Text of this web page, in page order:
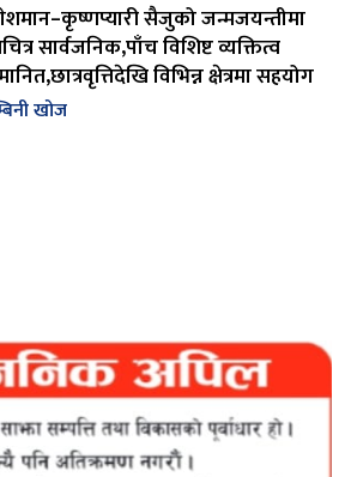
सैजुको जन्मजयन्तीमा
सार्वजनिक,पाँच विशिष्ट व्यक्तित्व
विभिन्न क्षेत्रमा सहयोग
खोज